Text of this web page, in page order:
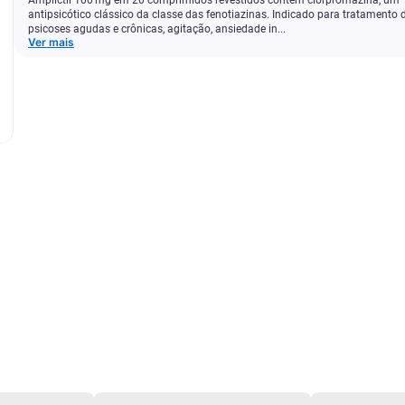
antipsicótico clássico da classe das fenotiazinas. Indicado para tratamento
psicoses agudas e crônicas, agitação, ansiedade in...
Ver mais